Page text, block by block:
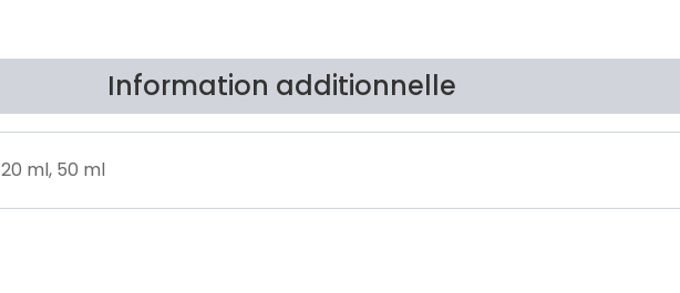
Information additionnelle
20 ml, 50 ml